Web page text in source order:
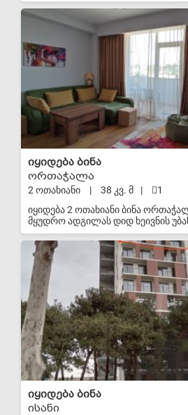
იყიდება ბინა
ორთაჭალა
2 ოთახიანი | 38 კვ. მ |
1
იყიდება 2 ოთახიანი ბინა
მყუდრო ადგილას დიდ ხეივნის
ძირითადი ტექნიკა და ავეჯი. ვარ
იყიდება ბინა
ისანი